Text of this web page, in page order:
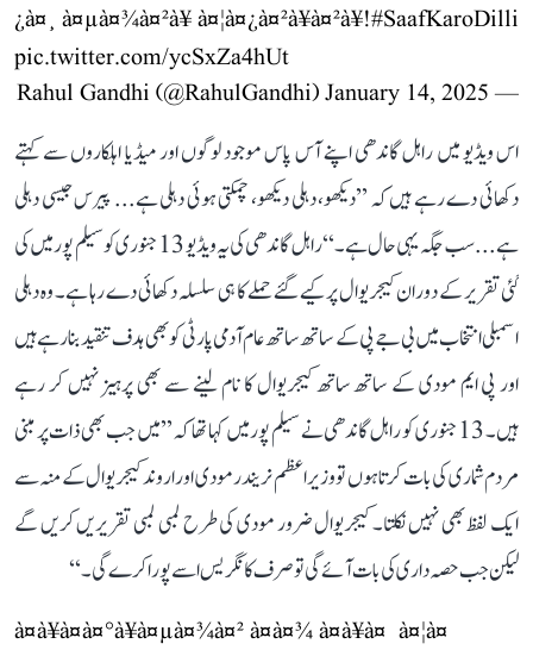
¿à¤¸ à¤µà¤¾à¤²à¥ à¤¦à¤¿à¤²à¥à¤²à¥!#SaafKaroDilli
pic.twitter.com/ycSxZa4hUt
— Rahul Gandhi (@RahulGandhi)
January 14, 2025
اس ویڈیو میں راہل گاندھی اپنے آس پاس موجود لوگوں اور میڈیا اہلکاروں سے کہتے
دکھائی دے رہے ہیں کہ ’’دیکھو، دہلی دیکھو، چمکتی ہوئی دہلی ہے... پیرس جیسی دہلی
ہے... سب جگہ یہی حال ہے۔‘‘ راہل گاندھی کی یہ ویڈیو 13 جنوری کو سیلم پور میں کی
گئی تقریر کے دوران کیجریوال پر کیے گئے حملے کا ہی سلسلہ دکھائی دے رہا ہے۔ وہ دہلی
اسمبلی انتخاب میں بی جے پی کے ساتھ ساتھ عام آدمی پارٹی کو بھی ہدف تنقید بنا رہے ہیں
اور پی ایم مودی کے ساتھ ساتھ کیجریوال کا نام لینے سے بھی پرہیز نہیں کر رہے
ہیں۔ 13 جنوری کو راہل گاندھی نے سیلم پور میں کہا تھا کہ ’’میں جب بھی ذات پر مبنی
مردم شماری کی بات کرتا ہوں تو وزیر اعظم نریندر مودی اور اروند کیجریوال کے منہ سے
ایک لفظ بھی نہیں نکلتا۔ کیجریوال ضرور مودی کی طرح لمبی لمبی تقریریں کریں گے
لیکن جب حصہ داری کی بات آئے گی تو صرف کانگریس اسے پورا کرے گی۔‘‘
à¤à¥à¤à¤°à¥à¤µà¤¾à¤² à¤à¤¾ à¤à¥à¤ à¤¦à¤